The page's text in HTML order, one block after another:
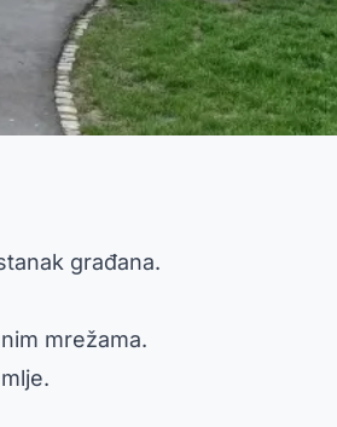
građana.
mrežama.